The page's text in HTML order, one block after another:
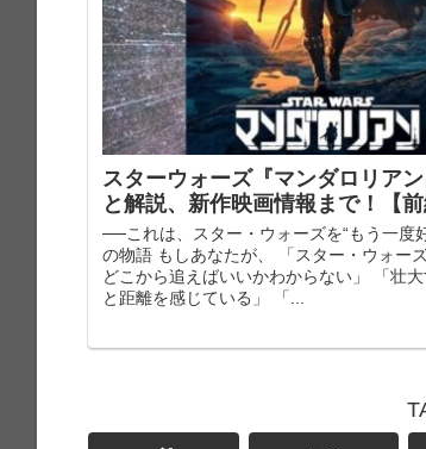
スターウォーズ『マンダロリア
と解説、新作映画情報まで！【前
──これは、スター・ウォーズを“もう一度
の物語 もしあなたが、 「スター・ウォー
どこから追えばいいかわからない」 「壮
と距離を感じている」 「...